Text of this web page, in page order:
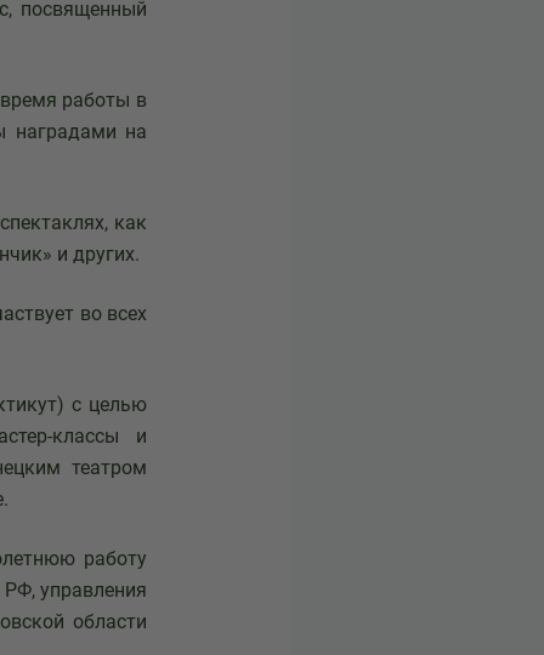
посвященный
работы в
наградами на
как
и других.
во всех
с целью
классы и
театром
работу
управления
области